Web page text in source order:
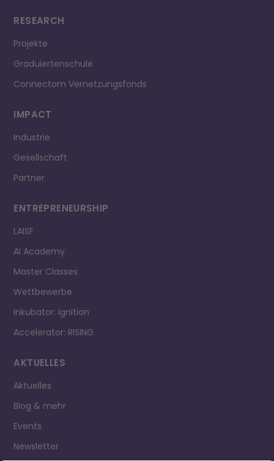
RESEARCH
Projekte
Graduiertenschule
Connectom Vernetzungsfonds
IMPACT
Industrie
Gesellschaft
Partner
ENTREPRE­NEURSHIP
LAISF
AI Academy
Master Classes
Wettbewerbe
Inkubator: Ignition
Accelerator: RISING
AKTUELLES
Aktuelles
Blog & mehr
Events
Newsletter